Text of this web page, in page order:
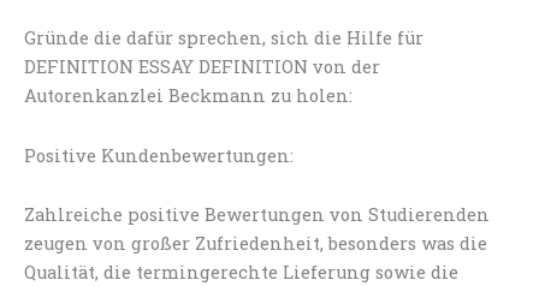
Gründe die dafür sprechen, sich die Hilfe für
DEFINITION ESSAY DEFINITION von der
Autorenkanzlei Beckmann zu holen:
Positive Kundenbewertungen:
Zahlreiche positive Bewertungen von Studierenden
zeugen von großer Zufriedenheit, besonders was die
Qualität, die termingerechte Lieferung sowie die